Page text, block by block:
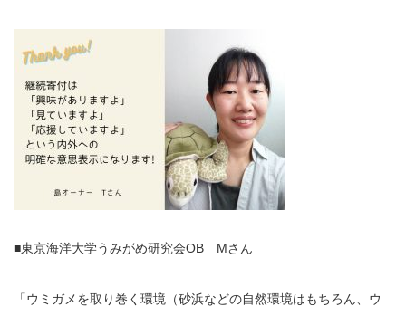
■東京海洋大学うみがめ研究会OB Mさん
「ウミガメを取り巻く環境（砂浜などの自然環境はもちろん、ウ